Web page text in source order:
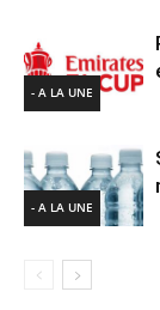
- A LA UNE
- A LA UNE